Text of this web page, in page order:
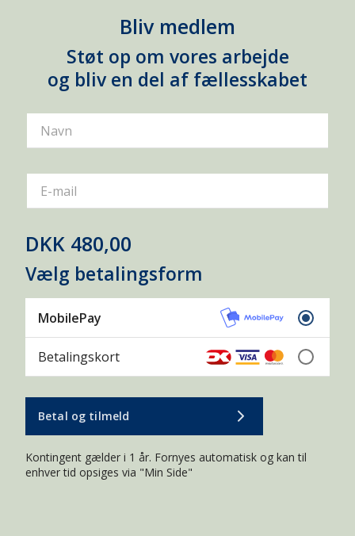
Bliv medlem
Støt op om vores arbejde
og bliv en del af fællesskabet
Navn
E-mail
DKK 480,00
Vælg betalingsform
MobilePay
Betalingskort
Betal og tilmeld
Kontingent gælder i 1 år. Fornyes automatisk og kan til
enhver tid opsiges via "Min Side"